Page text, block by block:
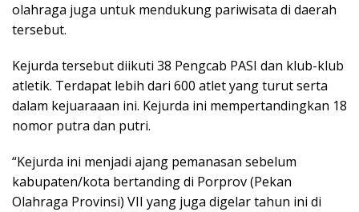
olahraga juga untuk mendukung pariwisata di daerah
tersebut.
Kejurda tersebut diikuti 38 Pengcab PASI dan klub-klub
atletik. Terdapat lebih dari 600 atlet yang turut serta
dalam kejuaraaan ini. Kejurda ini mempertandingkan 18
nomor putra dan putri.
“Kejurda ini menjadi ajang pemanasan sebelum
kabupaten/kota bertanding di Porprov (Pekan
Olahraga Provinsi) VII yang juga digelar tahun ini di